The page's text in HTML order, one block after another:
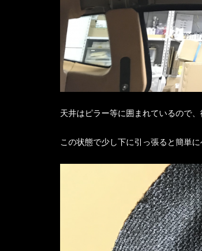
天井はピラー等に囲まれているので
この状態で少し下に引っ張ると簡単に